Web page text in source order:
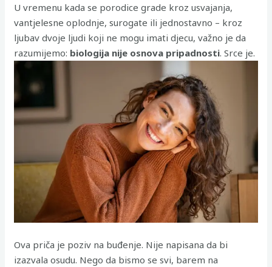
U vremenu kada se porodice grade kroz usvajanja,
vantjelesne oplodnje, surogate ili jednostavno – kroz
ljubav dvoje ljudi koji ne mogu imati djecu, važno je da
razumijemo: biologija nije osnova pripadnosti. Srce je.
Ova priča je poziv na buđenje. Nije napisana da bi
izazvala osudu. Nego da bismo se svi, barem na